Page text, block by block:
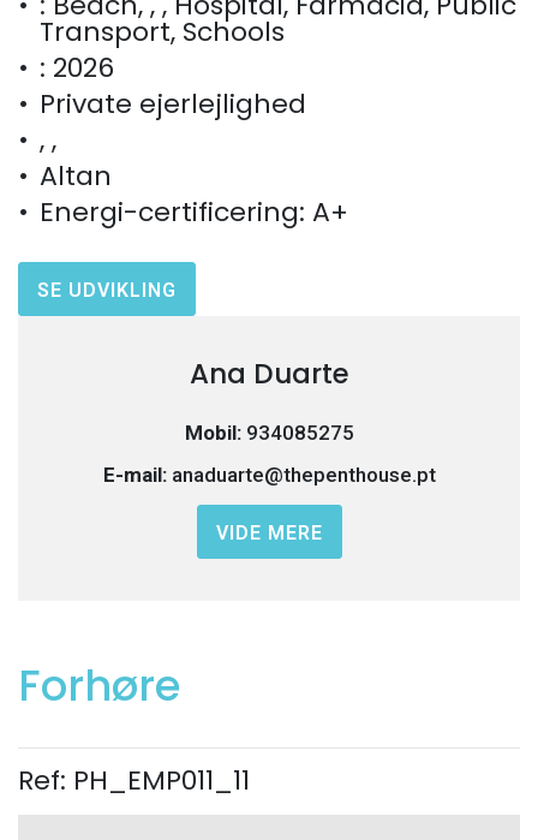
Transport, Schools
: 2026
Private ejerlejlighed
, ,
Altan
Energi-certificering: A+
SE UDVIKLING
Ana Duarte
Mobil: 934085275
E-mail: anaduarte@thepenthouse.pt
VIDE MERE
Forhøre
Ref: PH_EMP011_11